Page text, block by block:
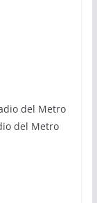
del Metro
del Metro